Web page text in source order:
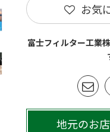
お気
富士フィルター工業
地元のお